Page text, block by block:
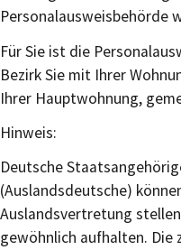
Personalausweisbehörde
Für Sie ist die
Bezirk Sie mit Ihrer
Ihrer Hauptwohnung,
Hinweis:
Deutsche
(Auslandsdeutsche)
Auslandsvertretung
gewöhnlich aufhalten.